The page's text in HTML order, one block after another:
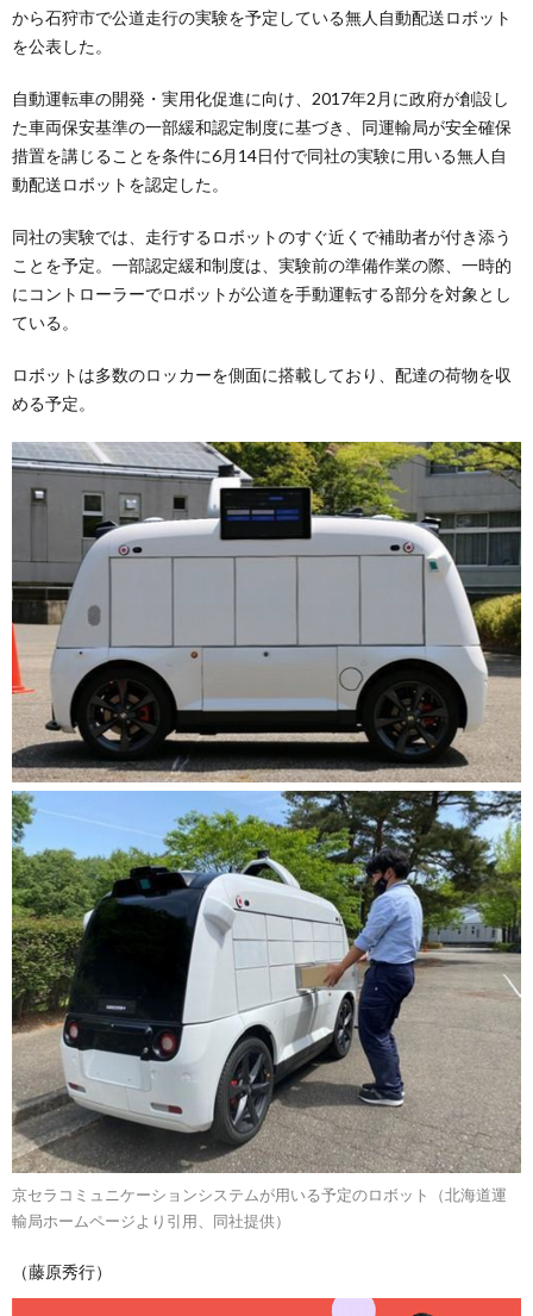
から石狩市で公道走行の実験を予定している無人自動配送ロボット
を公表した。
自動運転車の開発・実用化促進に向け、2017年2月に政府が創設し
た車両保安基準の一部緩和認定制度に基づき、同運輸局が安全確保
措置を講じることを条件に6月14日付で同社の実験に用いる無人自
動配送ロボットを認定した。
同社の実験では、走行するロボットのすぐ近くで補助者が付き添う
ことを予定。一部認定緩和制度は、実験前の準備作業の際、一時的
にコントローラーでロボットが公道を手動運転する部分を対象とし
ている。
ロボットは多数のロッカーを側面に搭載しており、配達の荷物を収
める予定。
京セラコミュニケーションシステムが用いる予定のロボット（北海道運
輸局ホームページより引用、同社提供）
（藤原秀行）